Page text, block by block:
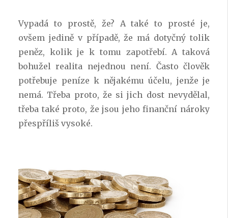
Vypadá to prostě, že? A také to prosté je,
ovšem jedině v případě, že má dotyčný tolik
peněz, kolik je k tomu zapotřebí. A taková
bohužel realita nejednou není. Často člověk
potřebuje peníze k nějakému účelu, jenže je
nemá. Třeba proto, že si jich dost nevydělal,
třeba také proto, že jsou jeho finanční nároky
přespříliš vysoké.